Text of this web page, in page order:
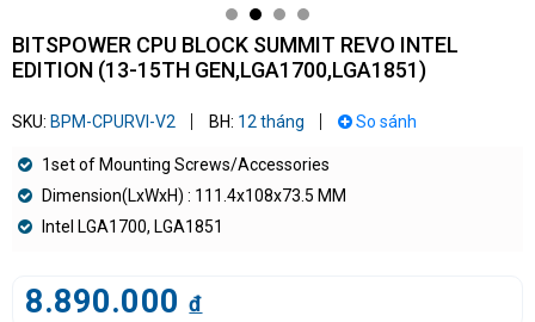
BITSPOWER CPU BLOCK SUMMIT REVO INTEL
EDITION (13-15TH GEN,LGA1700,LGA1851)
SKU: BPM-CPURVI-V2 BH: 12 tháng So sánh
1set of Mounting Screws/Accessories
Dimension(LxWxH) : 111.4x108x73.5 MM
Intel LGA1700, LGA1851
8.890.000 đ